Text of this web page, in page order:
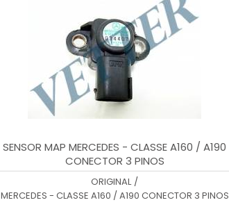
MENOR PREÇO
MAIOR PREÇO
SENSOR MAP MERCEDES - CLASSE A160 / A190
CONECTOR 3 PINOS
ORIGINAL /
MERCEDES - CLASSE A160 / A190 CONECTOR 3 PINOS